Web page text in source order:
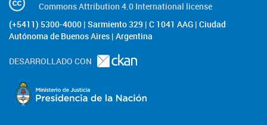
Commons Attribution 4.0 International license
(+5411) 5300-4000 | Sarmiento 329 | C 1041 AAG | Ciudad
Autónoma de Buenos Aires | Argentina
DESARROLLADO CON